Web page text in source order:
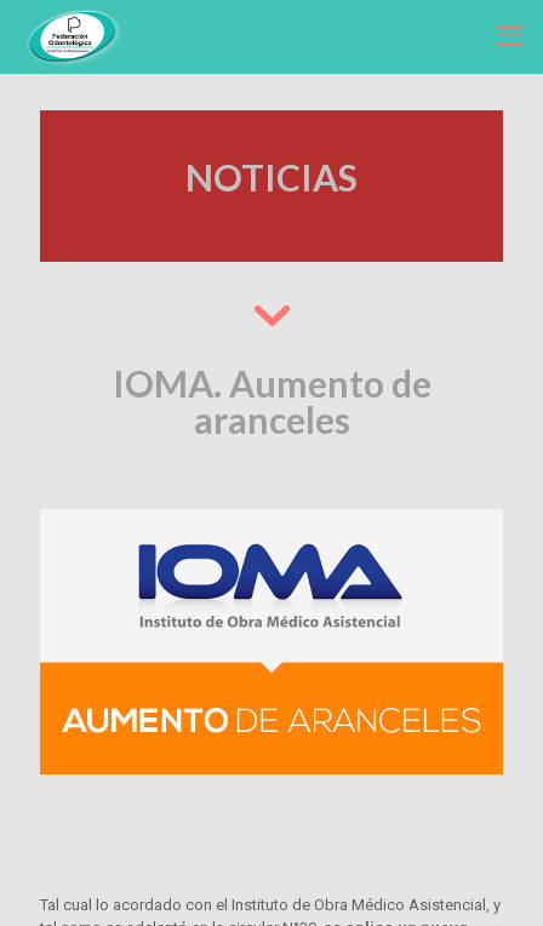
NOTICIAS
IOMA. Aumento de
aranceles
Tal cual lo acordado con el Instituto de Obra Médico Asistencial, y